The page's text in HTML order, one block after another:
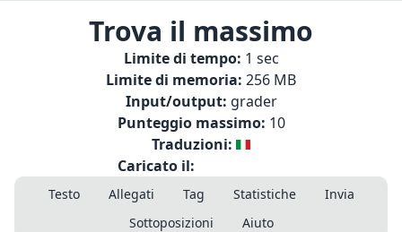
Trova il massimo
Limite di tempo: 1 sec
Limite di memoria: 256 MB
Input/output: grader
Punteggio massimo: 10
Traduzioni:
Caricato il:
Testo Allegati Tag Statistiche
Invia
Sottoposizioni
Aiuto